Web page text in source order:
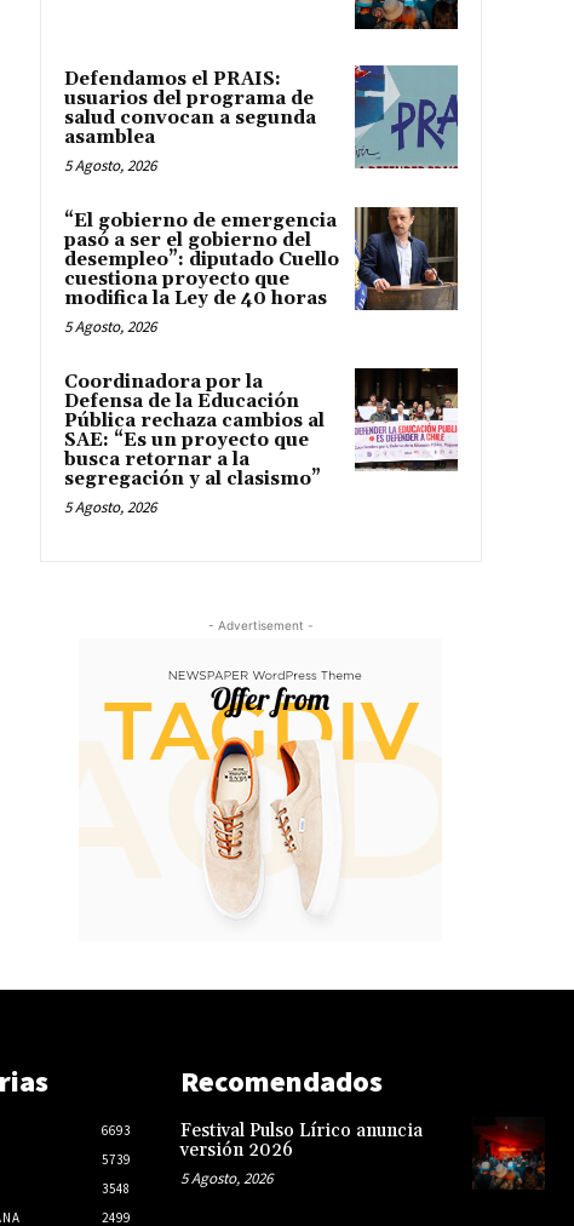
Defendamos el PRAIS:
usuarios del programa de
salud convocan a segunda
asamblea
5 Agosto, 2026
“El gobierno de emergencia
pasó a ser el gobierno del
desempleo”: diputado Cuello
cuestiona proyecto que
modifica la Ley de 40 horas
5 Agosto, 2026
Coordinadora por la
Defensa de la Educación
Pública rechaza cambios al
SAE: “Es un proyecto que
busca retornar a la
segregación y al clasismo”
5 Agosto, 2026
- Advertisement -
6693
5739
3548
2499
Recomendados
Festival Pulso Lírico anuncia
versión 2026
5 Agosto, 2026